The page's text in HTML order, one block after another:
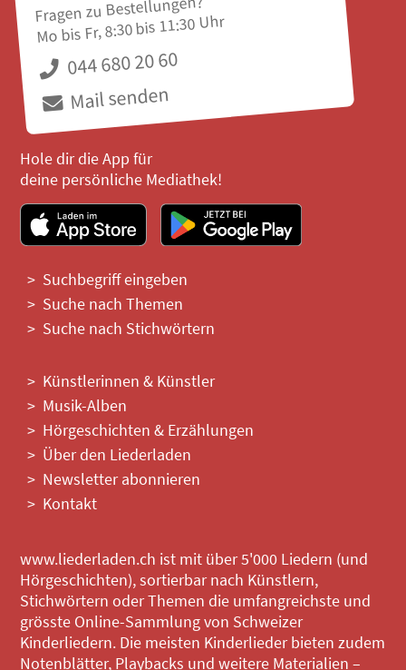
Fragen zu Bestellungen?
Mo bis Fr, 8:30 bis 11:30 Uhr
044 680 20 60
Mail senden
Hole dir die App für
deine persönliche Mediathek!
Suchbegriff eingeben
Suche nach Themen
Suche nach Stichwörtern
Künstlerinnen & Künstler
Musik-Alben
Hörgeschichten & Erzählungen
Über den Liederladen
Newsletter abonnieren
Kontakt
www.liederladen.ch ist mit über 5'000 Liedern (und
Hörgeschichten), sortierbar nach Künstlern,
Stichwörtern oder Themen die umfangreichste und
grösste Online-Sammlung von Schweizer
Kinderliedern. Die meisten Kinderlieder bieten zudem
Notenblätter, Playbacks und weitere Materialien –